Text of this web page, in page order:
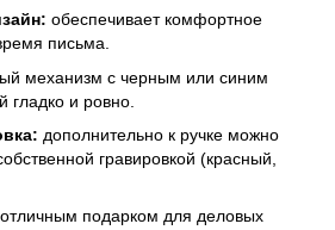
обеспечивает комфортное
письма.
механизм с черным или синим
и ровно.
дополнительно к ручке можно
гравировкой (красный,
отличным подарком для деловых